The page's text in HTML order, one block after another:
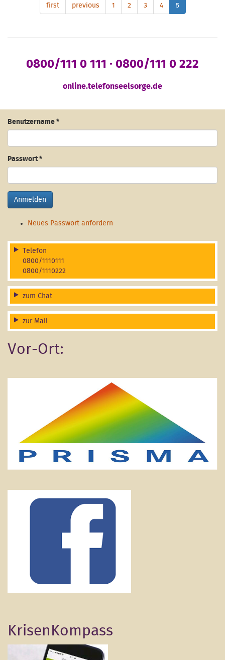
first previous 1 2 3 4 5
0800/111 0 111 · 0800/111 0 222
online.telefonseelsorge.de
Benutzername *
Passwort*
Anmelden
Neues Passwort anfordern
Telefon
0800/1110111
0800/1110222
zum Chat
zur Mail
Vor-Ort:
KrisenKompass